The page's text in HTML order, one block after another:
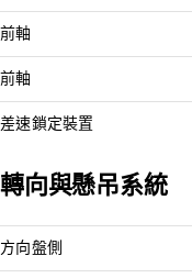
前軸
前軸
差速鎖定裝置
轉向與懸吊系統
方向盤側